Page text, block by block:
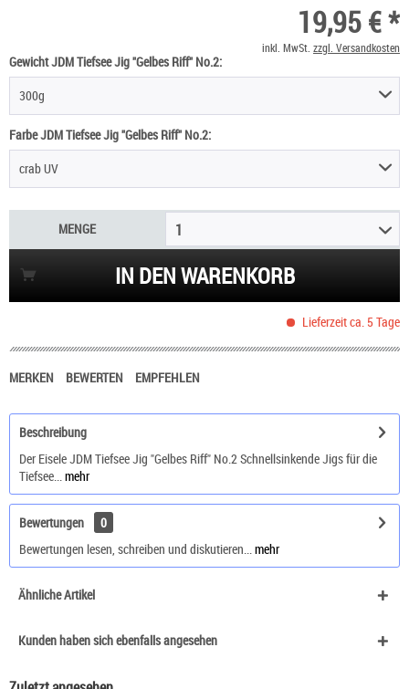
19,95 € *
inkl. MwSt. zzgl. Versandkosten
Gewicht JDM Tiefsee Jig "Gelbes Riff" No.2:
300g
Farbe JDM Tiefsee Jig "Gelbes Riff" No.2:
crab UV
MENGE 1
IN DEN WARENKORB
Lieferzeit ca. 5 Tage
MERKEN BEWERTEN EMPFEHLEN
Beschreibung
Der Eisele JDM Tiefsee Jig "Gelbes Riff" No.2 Schnellsinkende Jigs für die
Tiefsee...mehr
Bewertungen
0
Bewertungen lesen, schreiben und diskutieren...mehr
Ähnliche Artikel
Kunden haben sich ebenfalls angesehen